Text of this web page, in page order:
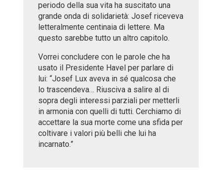
periodo della sua vita ha suscitato una
grande onda di solidarietà: Josef riceveva
letteralmente centinaia di lettere. Ma
questo sarebbe tutto un altro capitolo.
Vorrei concludere con le parole che ha
usato il Presidente Havel per parlare di
lui: “Josef Lux aveva in sé qualcosa che
lo trascendeva… Riusciva a salire al di
sopra degli interessi parziali per metterli
in armonia con quelli di tutti. Cerchiamo di
accettare la sua morte come una sfida per
coltivare i valori più belli che lui ha
incarnato.”